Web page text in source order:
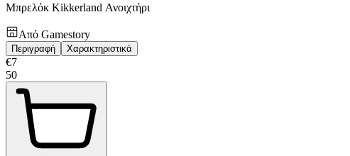
Μπρελόκ Kikkerland Ανοιχτήρι
Από Gamestory
Περιγραφή Χαρακτηριστικά
€7
50